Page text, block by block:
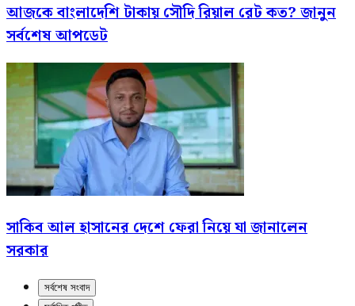
আজকে বাংলাদেশি টাকায় সৌদি রিয়াল রেট কত? জানুন
সর্বশেষ আপডেট
সাকিব আল হাসানের দেশে ফেরা নিয়ে যা জানালেন
সরকার
সর্বশেষ সংবাদ